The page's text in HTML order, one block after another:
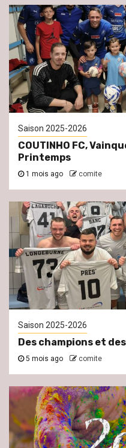
Saison 2025-2026
COUTINHO FC,
Printemps
1 mois ago comite
Saison 2025-2026
Des champions et
5 mois ago comite